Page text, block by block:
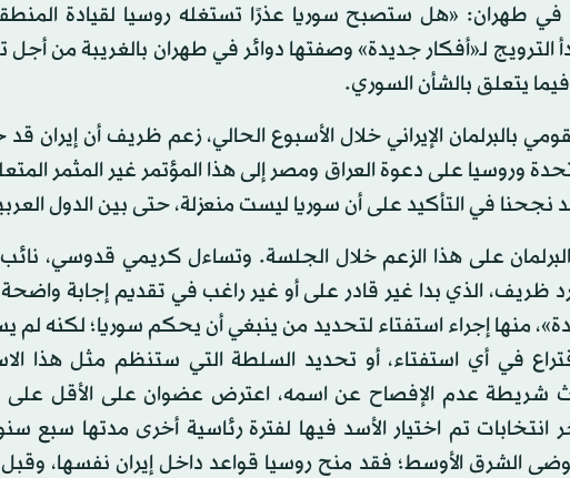
في طهران: «هل ستصبح سوريا عذرًا تستغله روسيا لقيادة
الترويج لـ«أفكار جديدة» وصفتها دوائر في طهران بالغريبة من
يتعلق بالشأن السوري.
بالبرلمان الإيراني خلال الأسبوع الحالي، زعم ظريف أن إيران
وروسيا على دعوة العراق ومصر إلى هذا المؤتمر غير المثمر
في التأكيد على أن سوريا ليست منعزلة، حتى بين الدول
على هذا الزعم خلال الجلسة. وتساءل كريمي قدوسي،
ظريف، الذي بدا غير قادر على أو غير راغب في تقديم إجابة واضحة،
منها إجراء استفتاء لتحديد من ينبغي أن يحكم سوريا؛ لكنه لم
في أي استفتاء، أو تحديد السلطة التي ستنظم مثل هذا
شريطة عدم الإفصاح عن اسمه، اعترض عضوان على الأقل على
تم اختيار الأسد فيها لفترة رئاسية أخرى مدتها سبع
الشرق الأوسط؛ فقد منح روسيا قواعد داخل إيران نفسها،